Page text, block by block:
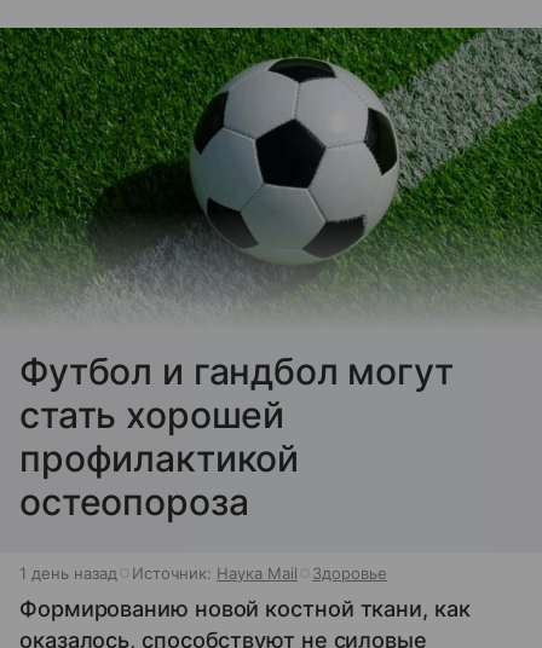
Футбол и гандбол могут
стать хорошей
профилактикой
остеопороза
1 день назад Источник: Наука Mail Здоровье
Формированию новой костной ткани, как
оказалось, способствуют не силовые